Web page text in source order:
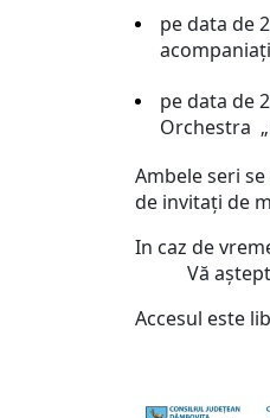
pe data de
pe data de
Orchestra
Ambele seri
de invitaţi de
In caz de
Vă
Accesul este